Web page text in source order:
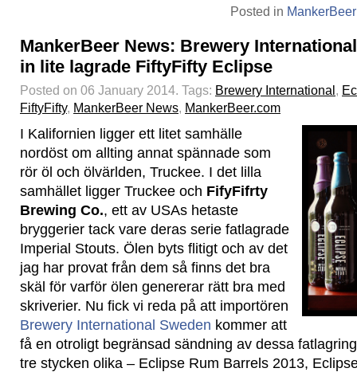
Posted in
MankerBeer News: Brewery
in lite lagrade FiftyFifty Eclipse
Posted on 06 January 2014. Tags: Brewery International,
FiftyFifty, MankerBeer News, MankerBeer.com
I Kalifornien ligger ett litet samhälle
nordöst om allting annat spännade som
rör öl och ölvärlden, Truckee. I det lilla
samhället ligger Truckee och FifyFifrty
Brewing Co., ett av USAs hetaste
bryggerier tack vare deras serie fatlagrade
Imperial Stouts. Ölen byts flitigt och av det
jag har provat från dem så finns det bra
skäl för varför ölen genererar rätt bra med
skriverier. Nu fick vi reda på att importören
Brewery International Sweden kommer att
få en otroligt begränsad sändning av dessa
tre stycken olika – Eclipse Rum Barrels 2013,